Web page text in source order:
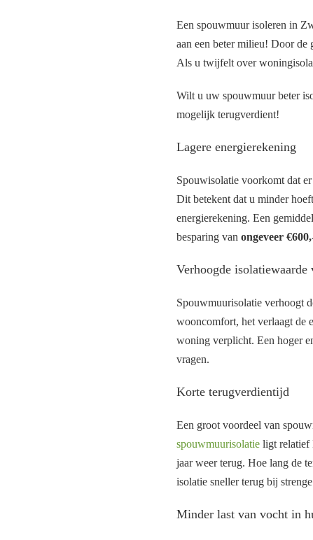
Een spouwmuur isoleren in
aan een beter milieu! Door de
Als u twijfelt over
Wilt u uw spouwmuur beter
mogelijk terugverdient!
Lagere energierekening
Spouwisolatie voorkomt dat
Dit betekent dat u minder
energierekening. Een
besparing van ongeveer
Verhoogde
Spouwmuurisolatie verhoogt
wooncomfort, het verlaagt de
woning verplicht. Een hoger
vragen.
Korte terugverdientijd
Een groot voordeel van
spouwmuurisolatie ligt relatief
jaar weer terug. Hoe lang de
isolatie sneller terug bij
Minder last van vocht in